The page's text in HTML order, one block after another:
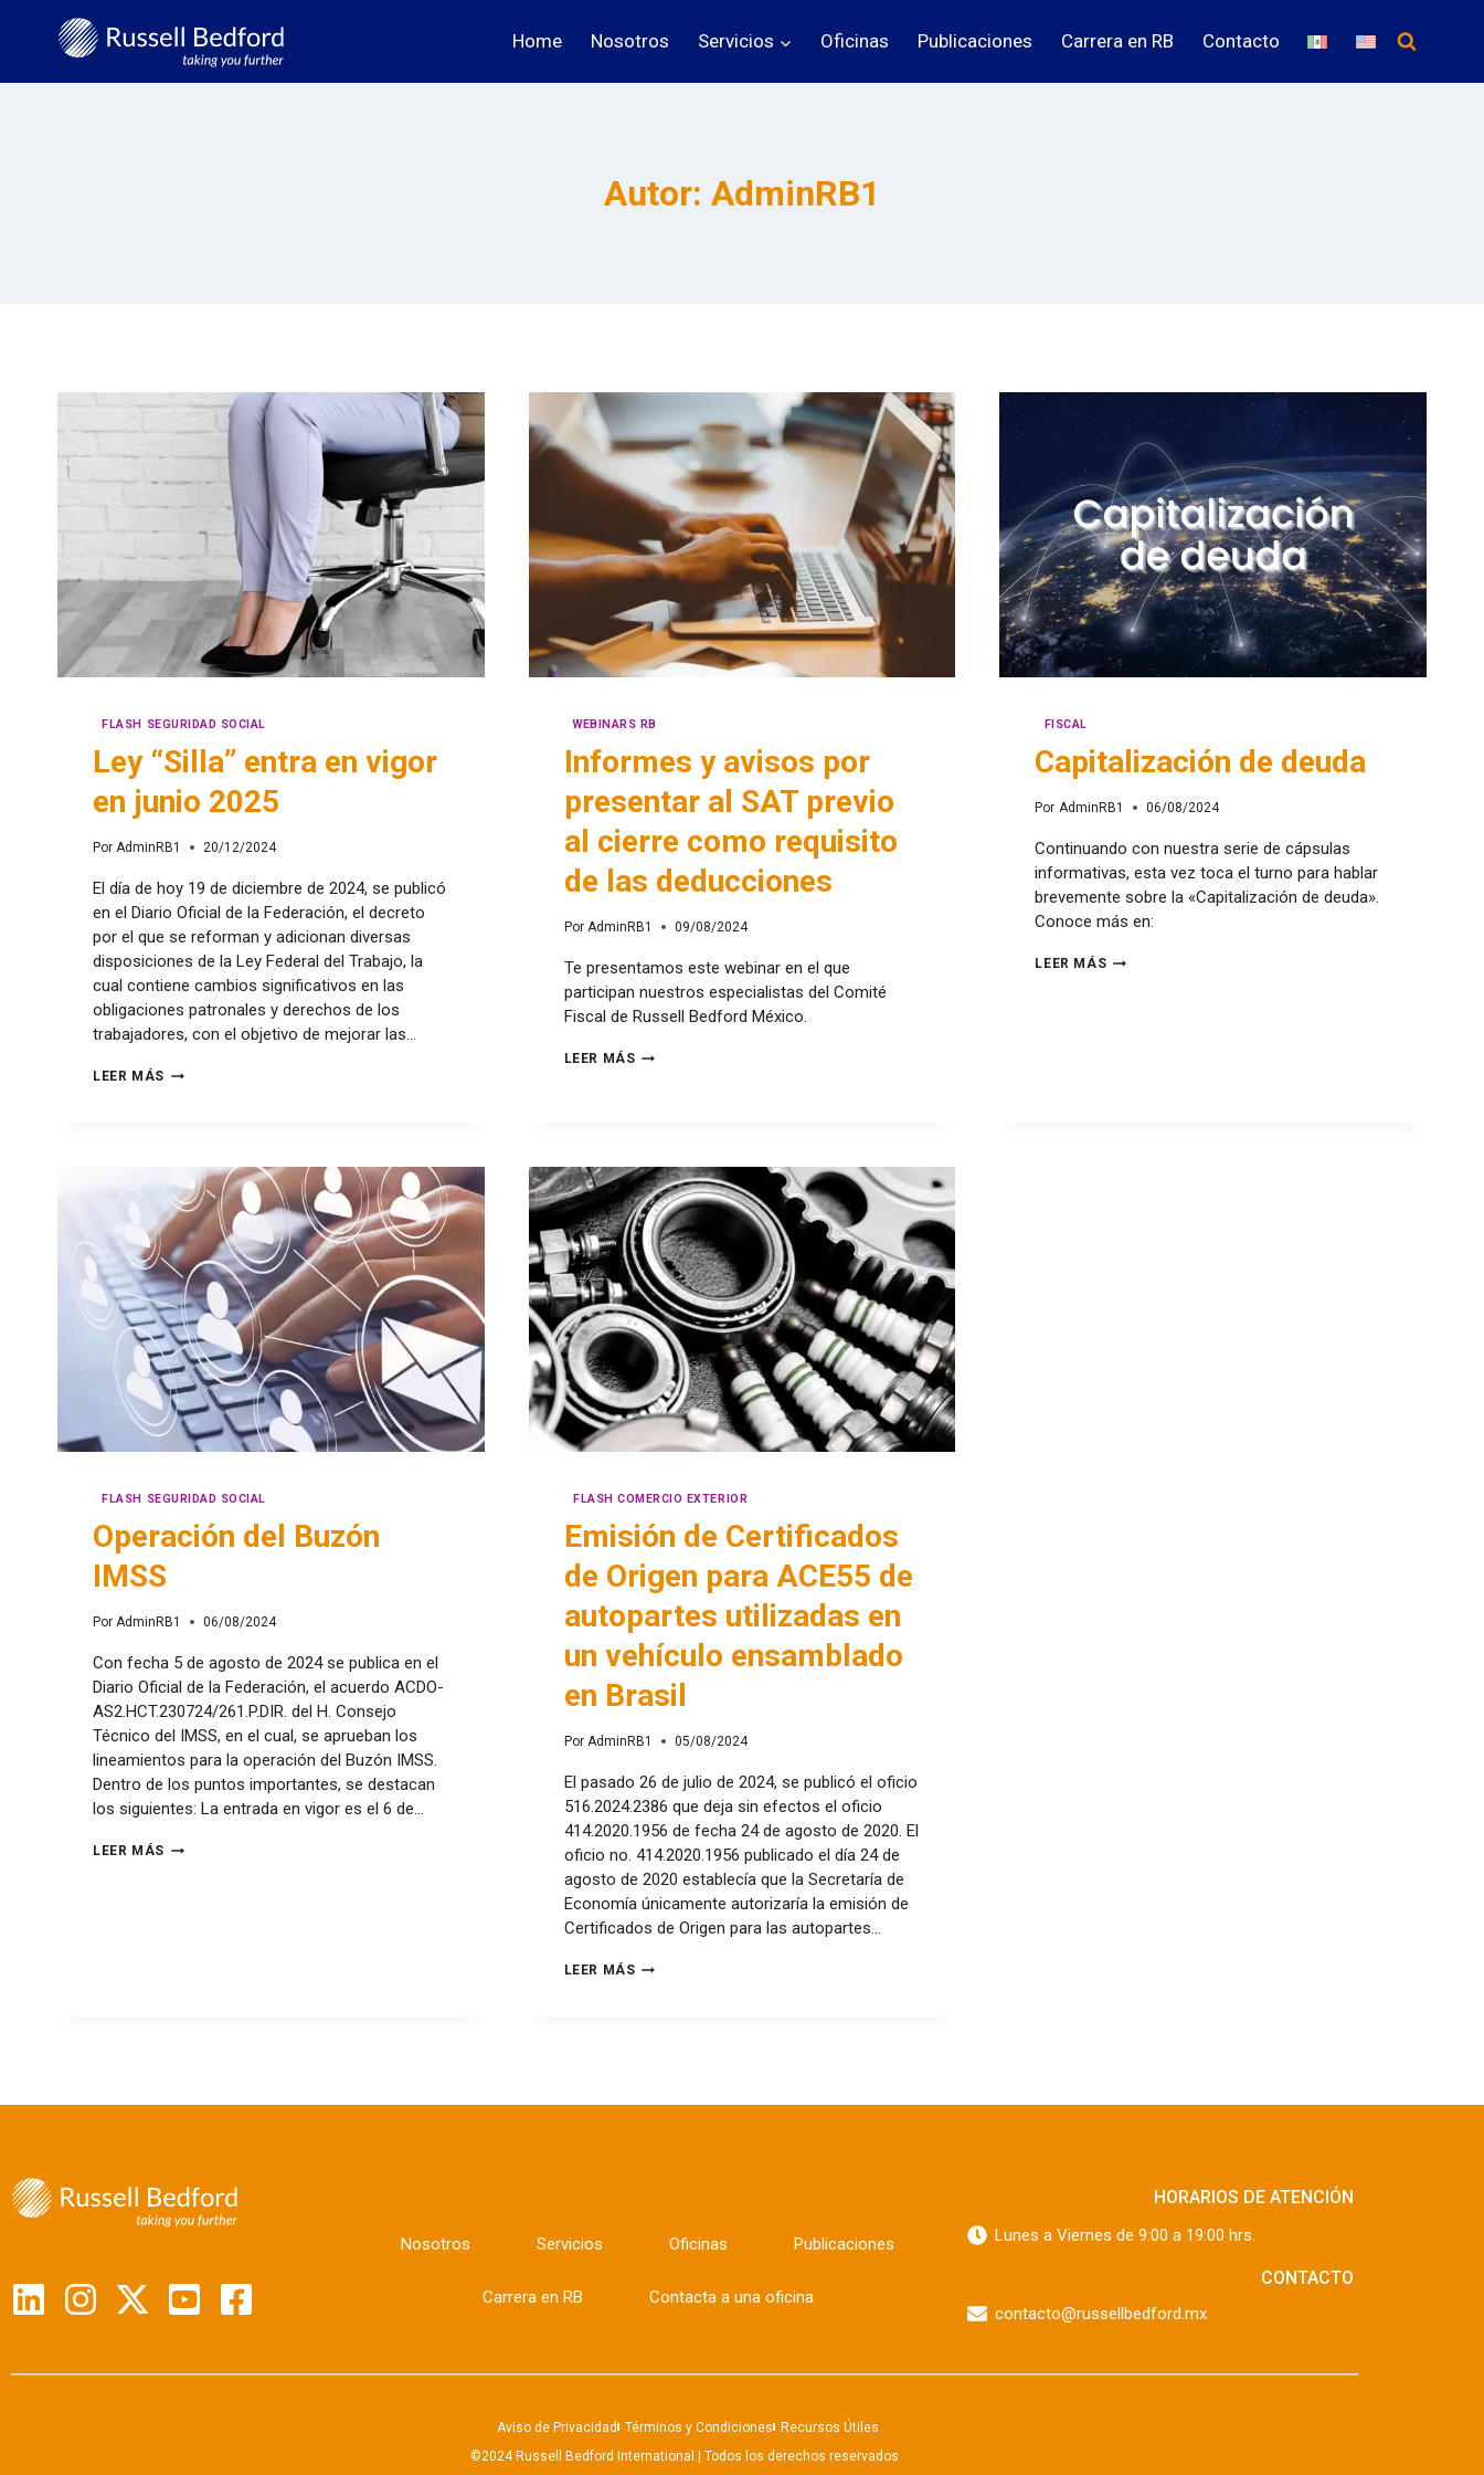
Home Nosotros Servicios Oficinas Publicaciones Carrera en RB Contacto
Autor: AdminRB1
FLASH SEGURIDAD SOCIAL
Ley “Silla” entra en vigor
en junio 2025
Por AdminRB1 20/12/2024
El día de hoy 19 de diciembre de 2024, se publicó
en el Diario Oficial de la Federación, el decreto
por el que se reforman y adicionan diversas
disposiciones de la Ley Federal del Trabajo, la
cual contiene cambios significativos en las
obligaciones patronales y derechos de los
trabajadores, con el objetivo de mejorar las…
LEER MÁS
WEBINARS RB
Informes y avisos por
presentar al SAT previo
al cierre como requisito
de las deducciones
Por AdminRB1 09/08/2024
Te presentamos este webinar en el que
participan nuestros especialistas del Comité
Fiscal de Russell Bedford México.
LEER MÁS
FISCAL
Capitalización de deuda
Por AdminRB1 06/08/2024
Continuando con nuestra serie de cápsulas
informativas, esta vez toca el turno para hablar
brevemente sobre la «Capitalización de deuda».
Conoce más en:
LEER MÁS
FLASH SEGURIDAD SOCIAL
Operación del Buzón
IMSS
Por AdminRB1 06/08/2024
Con fecha 5 de agosto de 2024 se publica en el
Diario Oficial de la Federación, el acuerdo ACDO-
AS2.HCT.230724/261.P.DIR. del H. Consejo
Técnico del IMSS, en el cual, se aprueban los
lineamientos para la operación del Buzón IMSS.
Dentro de los puntos importantes, se destacan
los siguientes: La entrada en vigor es el 6 de…
LEER MÁS
FLASH COMERCIO EXTERIOR
Emisión de Certificados
de Origen para ACE55 de
autopartes utilizadas en
un vehículo ensamblado
en Brasil
Por AdminRB1 05/08/2024
El pasado 26 de julio de 2024, se publicó el oficio
516.2024.2386 que deja sin efectos el oficio
414.2020.1956 de fecha 24 de agosto de 2020. El
oficio no. 414.2020.1956 publicado el día 24 de
agosto de 2020 establecía que la Secretaría de
Economía únicamente autorizaría la emisión de
Certificados de Origen para las autopartes…
LEER MÁS
Nosotros Servicios Oficinas Publicaciones
Carrera en RB Contacta a una oficina
HORARIOS DE ATENCIÓN
Lunes a Viernes de 9:00 a 19:00 hrs.
CONTACTO
contacto@russellbedford.mx
Aviso de Privacidad Términos y Condiciones Recursos Útiles
©2024 Russell Bedford International | Todos los derechos reservados